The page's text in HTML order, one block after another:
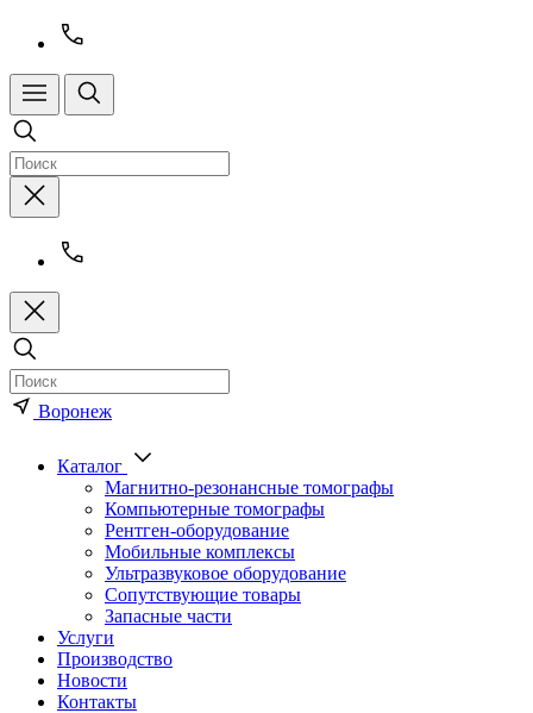
Воронеж
Каталог
Магнитно-резонансные томографы
Компьютерные томографы
Рентген-оборудование
Мобильные комплексы
Ультразвуковое оборудование
Сопутствующие товары
Запасные части
Услуги
Производство
Новости
Контакты